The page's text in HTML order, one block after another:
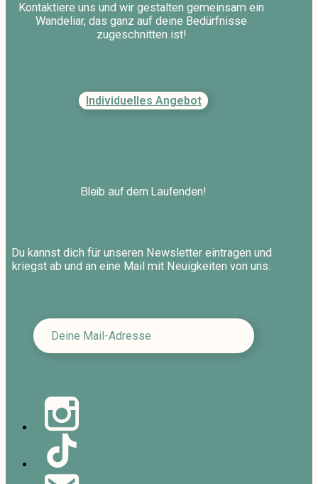
Kontaktiere uns und wir gestalten gemeinsam ein
Wandeliar, das ganz auf deine Bedürfnisse
zugeschnitten ist!
Individuelles Angebot
Bleib auf dem Laufenden!
Du kannst dich für unseren Newsletter eintragen und
kriegst ab und an eine Mail mit Neuigkeiten von uns.